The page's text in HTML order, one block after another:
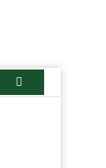
আগামীকাল কোরবানির